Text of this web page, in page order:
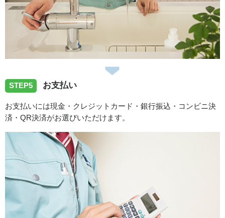
STEP5 お支払い
お支払いには現金・クレジットカード・銀行振込・コンビニ決
済・QR決済がお選びいただけます。